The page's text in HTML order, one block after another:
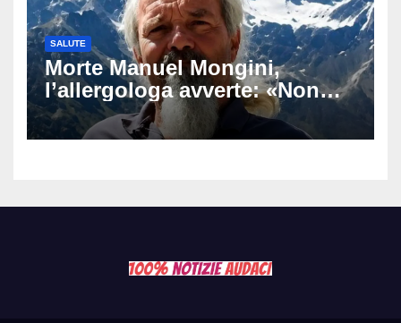
SALUTE
Morte Manuel Mongini,
l’allergologa avverte: «Non
aspettate di sapere se siete
allergici»